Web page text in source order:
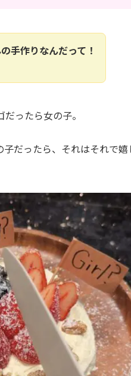
手作りなんだって！
ったら女の子。
だったら、それはそれで